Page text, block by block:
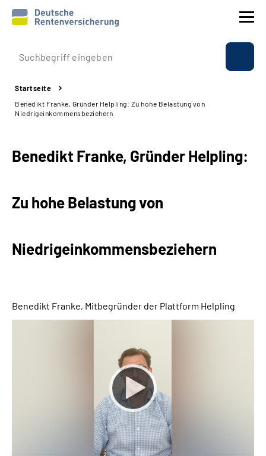
Prävention
Reha
Beratung & Kontakt
Experten
Inhalte in Gebärdensprache (DGS)
Mein Kundenportal
Startseite
Benedikt Franke, Gründer Helpling: Zu hohe Belastung von
Niedrigeinkommensbeziehern
Benedikt Franke, Gründer Helpling:
Zu hohe Belastung von
Niedrigeinkommensbeziehern
Benedikt Franke, Mitbegründer der Plattform Helpling